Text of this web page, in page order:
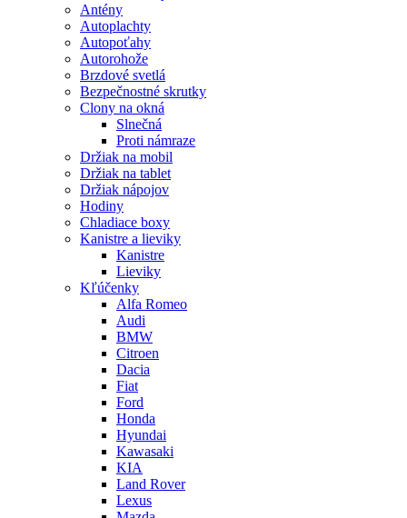
Antény
Autoplachty
Autopoťahy
Autorohože
Brzdové svetlá
Bezpečnostné skrutky
Clony na okná
Slnečná
Proti námraze
Držiak na mobil
Držiak na tablet
Držiak nápojov
Hodiny
Chladiace boxy
Kanistre a lieviky
Kanistre
Lieviky
Kľúčenky
Alfa Romeo
Audi
BMW
Citroen
Dacia
Fiat
Ford
Honda
Hyundai
Kawasaki
KIA
Land Rover
Lexus